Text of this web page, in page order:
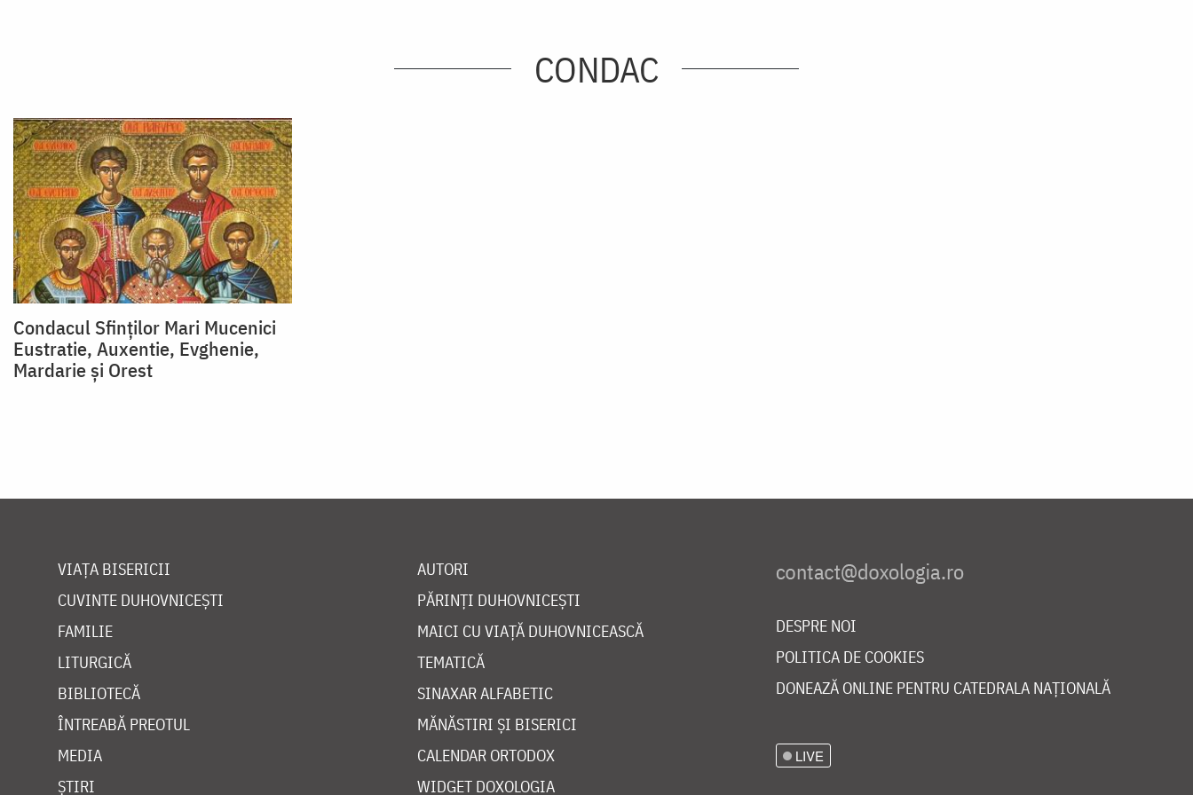
CONDAC
Condacul Sfinţilor Mari Mucenici
Eustratie, Auxentie, Evghenie,
Mardarie şi Orest
VIAȚA BISERICII
CUVINTE DUHOVNICEȘTI
FAMILIE
LITURGICĂ
BIBLIOTECĂ
ÎNTREABĂ PREOTUL
MEDIA
ȘTIRI
AUTORI
PĂRINȚI DUHOVNICEȘTI
MAICI CU VIAȚĂ DUHOVNICEASCĂ
TEMATICĂ
SINAXAR ALFABETIC
MĂNĂSTIRI ȘI BISERICI
CALENDAR ORTODOX
WIDGET DOXOLOGIA
DESPRE NOI
POLITICA DE COOKIES
DONEAZĂ ONLINE PENTRU CATEDRALA NAȚIONALĂ
LIVE